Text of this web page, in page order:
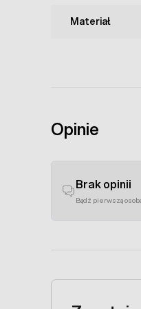
Materiał
Opinie
Brak opinii
Bądź pierwszą